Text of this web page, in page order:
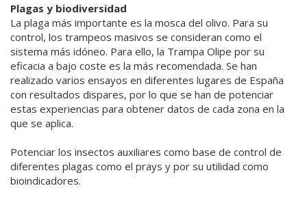
Plagas y biodiversidad
La plaga más importante es la mosca del olivo. Para su
control, los trampeos masivos se consideran como el
sistema más idóneo. Para ello, la Trampa Olipe por su
eficacia a bajo coste es la más recomendada. Se han
realizado varios ensayos en diferentes lugares de España
con resultados dispares, por lo que se han de potenciar
estas experiencias para obtener datos de cada zona en la
que se aplica.
Potenciar los insectos auxiliares como base de control de
diferentes plagas como el prays y por su utilidad como
bioindicadores.